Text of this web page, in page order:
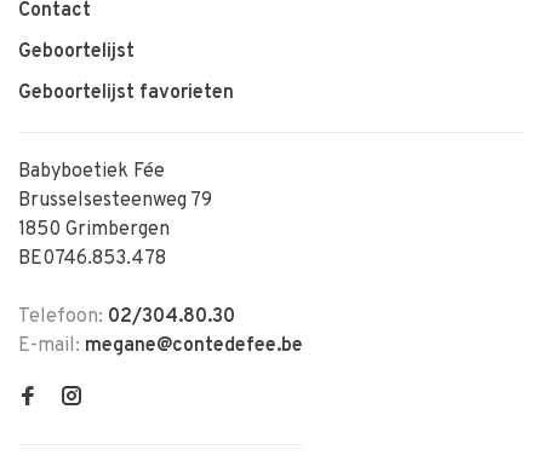
Contact
Geboortelijst
Geboortelijst favorieten
Babyboetiek Fée
Brusselsesteenweg 79
1850 Grimbergen
BE0746.853.478
Telefoon: 02/304.80.30
E-mail: megane@contedefee.be